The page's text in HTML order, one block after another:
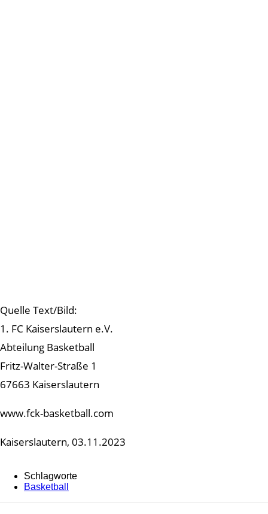
Quelle Text/Bild:
1. FC Kaiserslautern e.V.
Abteilung Basketball
Fritz-Walter-Straße 1
67663 Kaiserslautern
www.fck-basketball.com
Kaiserslautern, 03.11.2023
Schlagworte
Basketball